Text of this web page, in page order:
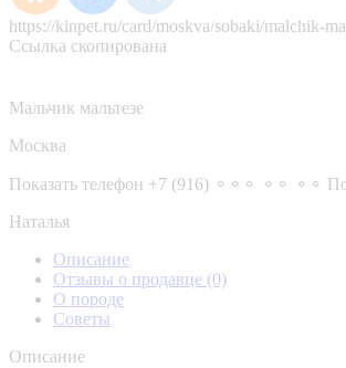
https://kinpet.ru/card/moskva/sobaki/malchik-
Ссылка скопирована
Мальчик мальтезе
Москва
Показать телефон +7 (916) ⚬⚬⚬ ⚬⚬ ⚬⚬
Наталья
Описание
Отзывы о продавце (0)
О породе
Советы
Описание